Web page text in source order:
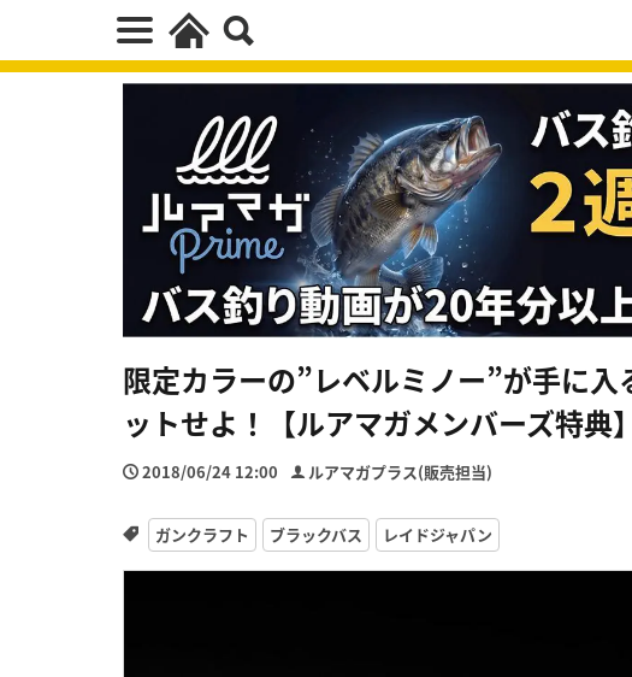
限定カラーの”レベルミノー”が手に
ットせよ！【ルアマガメンバーズ特典】
2018/06/24 12:00 ルアマガプラス(販売担当)
ガンクラフト ブラックバス レイドジャパン